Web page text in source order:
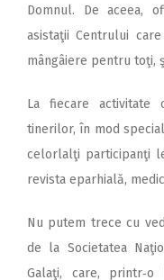
Domnul. De aceea,
asistaţii Centrului
mângâiere pentru toţi,
La fiecare activitate
tinerilor, în mod
celorlalţi participanţi
revista eparhială,
Nu putem trece cu
de la Societatea
Galaţi, care,